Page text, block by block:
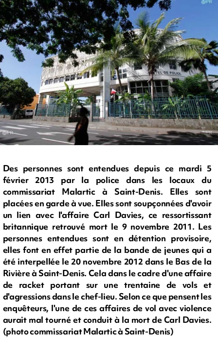
Des personnes sont entendues depuis ce mardi 5
février 2013 par la police dans les locaux du
commissariat Malartic à Saint-Denis. Elles sont
placées en garde à vue. Elles sont soupçonnées d'avoir
un lien avec l'affaire Carl Davies, ce ressortissant
britannique retrouvé mort le 9 novembre 2011. Les
personnes entendues sont en détention provisoire,
elles font en effet partie de la bande de jeunes qui a
été interpellée le 20 novembre 2012 dans le Bas de la
Rivière à Saint-Denis. Cela dans le cadre d'une affaire
de racket portant sur une trentaine de vols et
d'agressions dans le chef-lieu. Selon ce que pensent les
enquêteurs, l'une de ces affaires de vol avec violence
aurait mal tourné et conduit à la mort de Carl Davies.
(photo commissariat Malartic à Saint-Denis)